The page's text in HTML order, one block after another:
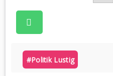
#politik Lustig